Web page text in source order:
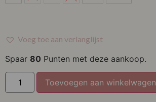
Voeg toe aan verlanglijst
Spaar 80 Punten met deze aankoop.
Toevoegen aan winkelwagen